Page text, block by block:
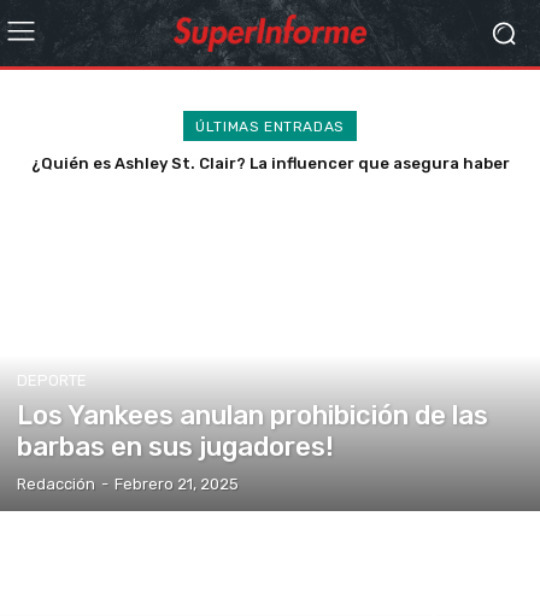
ÚLTIMAS ENTRADAS
¿Quién es Ashley St. Clair? La influencer que asegura haber
DEPORTE
Los Yankees anulan prohibición de las
barbas en sus jugadores!
Redacción - Febrero 21, 2025